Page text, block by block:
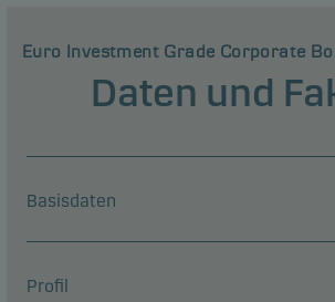
Euro Investment Grade Corporate
Daten und
Basisdaten
Profil